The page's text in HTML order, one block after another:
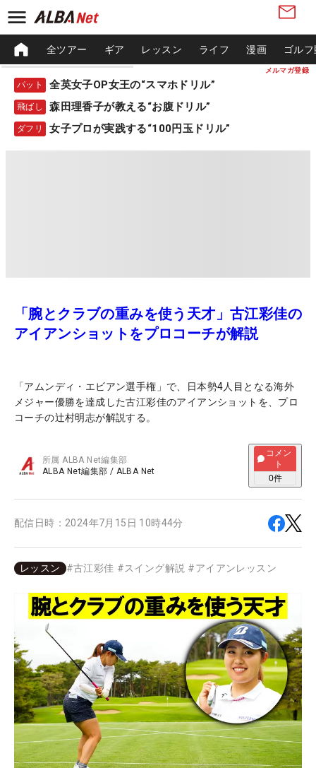
メルマガ登録
全ツアー ギア レッスン ライフ 漫画 ゴル
パット 全英女子OP女王の“スマホドリル”
飛ばし 森田理香子が教える“お腹ドリル”
ダフリ 女子プロが実践する“100円玉ドリル”
「腕とクラブの重みを使う天才」古江彩佳の
アイアンショットをプロコーチが解説
「アムンディ・エビアン選手権」で、日本勢4人目となる海外
メジャー優勝を達成した古江彩佳のアイアンショットを、プロ
コーチの辻村明志が解説する。
所属ALBA Net編集部
ALBA Net編集部 / ALBA Net
コメン
ト
0件
配信日時： 2024年7月15日 10時44分
レッスン #古江彩佳 #スイング解説 #アイアンレッスン